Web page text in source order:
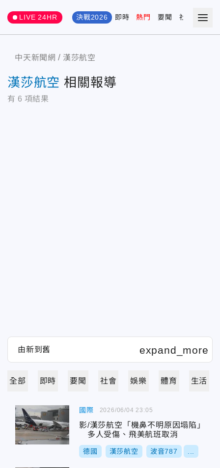
LIVE 24HR 決戰2026 即時 熱門 要聞 社會 娛樂
中天新聞網 漢莎航空
漢莎航空 相關報導
有 6 項結果
全部 即時 要聞 社會 娛樂 體育 生活
國際
影/漢莎航空「機鼻不明原因塌陷」
多人受傷、飛美航班取消
德國 漢莎航空 波音787
2026/06/04 23:05